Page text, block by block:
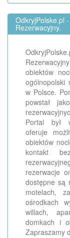
OdkryjPolske.pl
Rezerwacyjny.
obiektów
ogólnopolski
w Polsce.
powstał
Portal był
oferuje
obiektów
kontakt
rezerwacje
dostępne są
motelach,
ośrodkach
willach,
domkach i
Zapraszamy